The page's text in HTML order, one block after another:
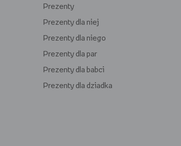
Prezenty
Prezenty dla niej
Prezenty dla niego
Prezenty dla par
Prezenty dla babci
Prezenty dla dziadka